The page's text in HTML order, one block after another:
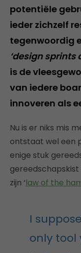
potentiële
ieder zichzelf
tegenwoordig
‘design sprints
is de
van iedere
innoveren als
Nu is er niks mis
ontstaat wel een
enige stuk
gereedschapskist
zijn ‘law of the
I
only tool